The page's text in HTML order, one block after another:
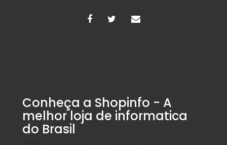
Conheça a Shopinfo - A
melhor loja de informatica
do Brasil